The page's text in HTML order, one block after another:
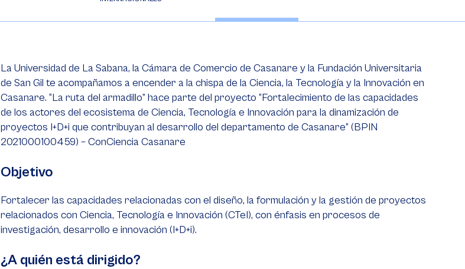
La Universidad de La Sabana, la Cámara de Comercio de Casanare y la Fundación Universitaria
de San Gil te acompañamos a encender a la chispa de la Ciencia, la Tecnología y la Innovación en
Casanare. “La ruta del armadillo” hace parte del proyecto “Fortalecimiento de las capacidades
de los actores del ecosistema de Ciencia, Tecnología e Innovación para la dinamización de
proyectos I+D+i que contribuyan al desarrollo del departamento de Casanare” (BPIN
2021000100459) – ConCiencia Casanare
Objetivo
Fortalecer las capacidades relacionadas con el diseño, la formulación y la gestión de proyectos
relacionados con Ciencia, Tecnología e Innovación (CTeI), con énfasis en procesos de
investigación, desarrollo e innovación (I+D+i).
¿A quién está dirigido?